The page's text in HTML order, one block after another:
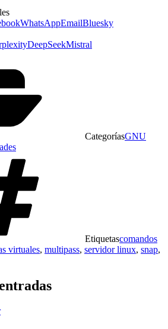
WhatsAppEmailBluesky
DeepSeekMistral
CategoríasGNU
Etiquetascomandos
virtuales, multipass, servidor linux, snap,